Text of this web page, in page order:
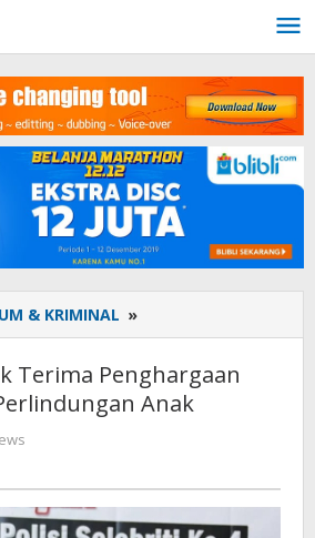
& KRIMINAL »
Nganjuk
Terima
Penghargaan
Dari
Terima Penghargaan
Anak